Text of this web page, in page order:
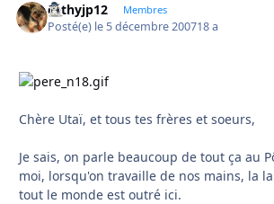
cathyjp12 Membres
Posté(e) le 5 décembre 200718 a
Chère Utaï, et tous tes frères et soeurs,
Je sais, on parle beaucoup de tout ça au
moi, lorsqu'on travaille de nos mains, la
tout le monde est outré ici.